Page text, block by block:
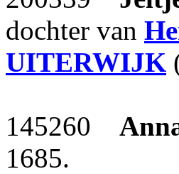
dochter van
UITERWIJK
145260
1685.